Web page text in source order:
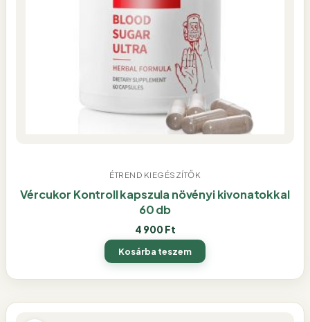
ÉTREND KIEGÉSZÍTŐK
Vércukor Kontroll kapszula növényi kivonatokkal
60 db
4 900 Ft
Kosárba teszem